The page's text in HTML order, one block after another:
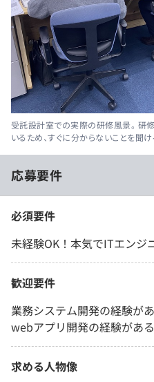
受託設計室での実際の研修風景。 研
いるため、すぐに分からないことを聞け
応募要件
必須要件
未経験OK！本気でITエンジ
歓迎要件
業務システム開発の経験が
webアプリ開発の経験があ
求める人物像